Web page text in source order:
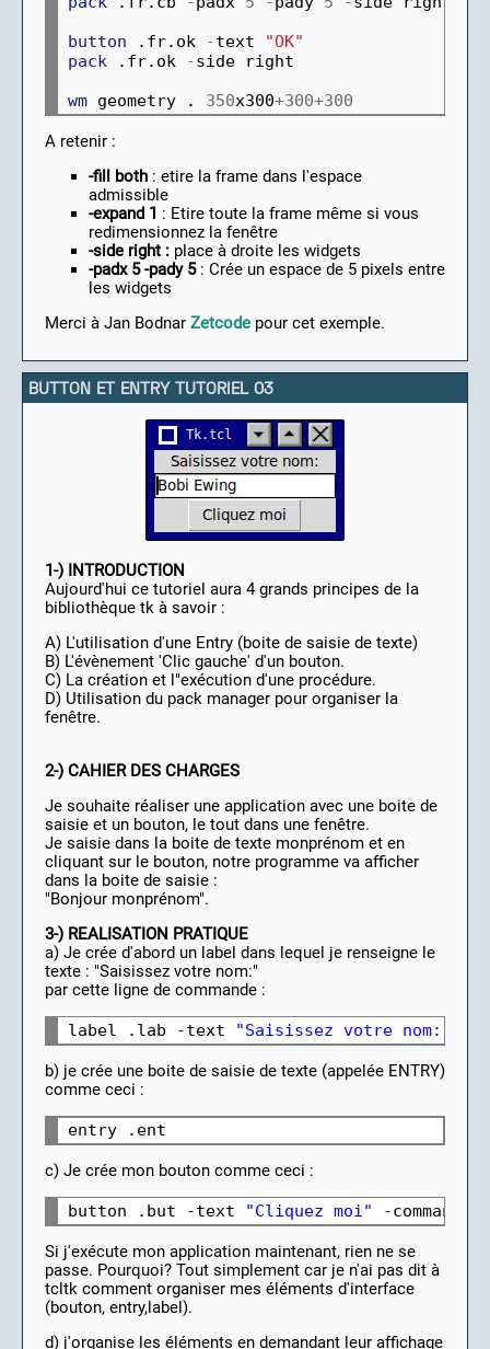
button .fr.ok -text
"OK"
pack .fr.ok -side right
wm geometry . 350x300+300+300
A retenir :
-fill both : etire la frame dans l'espace
admissible
-expand 1 : Etire toute la frame même si vous
redimensionnez la fenêtre
-side right : place à droite les widgets
-padx 5 -pady 5: Crée un espace de 5 pixels entre
les widgets
Merci à Jan Bodnar Zetcode pour cet exemple.
BUTTON ET ENTRY TUTORIEL 03
1-) INTRODUCTION
Aujourd'hui ce tutoriel aura 4 grands principes de la
bibliothèque tk à savoir :
A) L'utilisation d'une Entry (boite de saisie de texte)
B) L'évènement 'Clic gauche' d'un bouton.
C) La création et l"exécution d'une procédure.
D) Utilisation du pack manager pour organiser la
fenêtre.
2-) CAHIER DES CHARGES
Je souhaite réaliser une application avec une boite de
saisie et un bouton, le tout dans une fenêtre.
Je saisie dans la boite de texte monprénom et en
cliquant sur le bouton, notre programme va afficher
dans la boite de saisie :
"Bonjour monprénom".
3-) REALISATION PRATIQUE
a) Je crée d'abord un label dans lequel je renseigne le
texte : "Saisissez votre nom:"
par cette ligne de commande :
label .lab -text "Saisissez votre nom:"
b) je crée une boite de saisie de texte (appelée ENTRY)
comme ceci :
c) Je crée mon bouton comme ceci :
button .but -text "Cliquez moi" -command
Si j'exécute mon application maintenant, rien ne se
passe. Pourquoi? Tout simplement car je n'ai pas dit à
tcltk comment organiser mes éléments d'interface
(bouton, entry,label).
d) j'organise les éléments en demandant leur affichage